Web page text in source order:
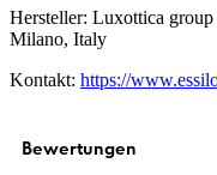
Hersteller: Luxottica
Milano, Italy
Kontakt: https://